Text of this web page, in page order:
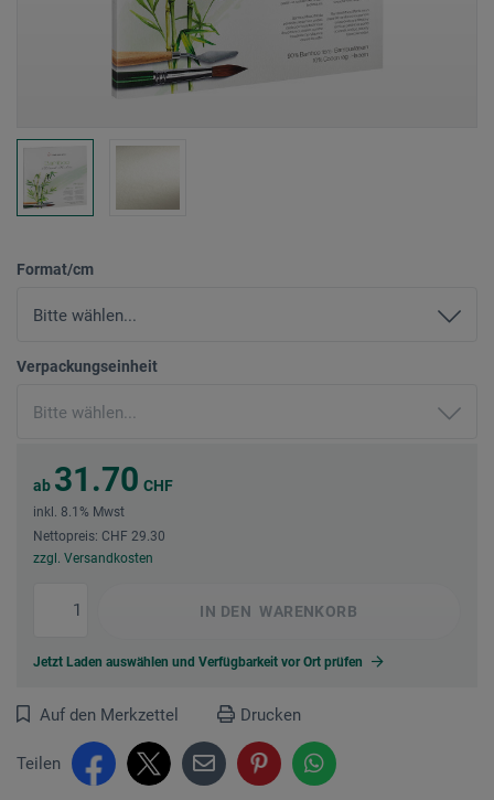
Format/cm
Verpackungseinheit
ab 31.70 CHF
inkl. 8.1% Mwst
Nettopreis: CHF 29.30
zzgl. Versandkosten
IN DEN WARENKORB
Jetzt Laden auswählen und Verfügbarkeit vor Ort prüfen
Auf den Merkzettel Drucken
Teilen